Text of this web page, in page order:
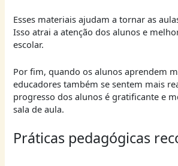
Esses materiais ajudam a tornar as
Isso atrai a atenção dos alunos e
escolar.
Por fim, quando os alunos aprendem
educadores também se sentem mais
progresso dos alunos é gratificante e
sala de aula.
Práticas pedagógicas